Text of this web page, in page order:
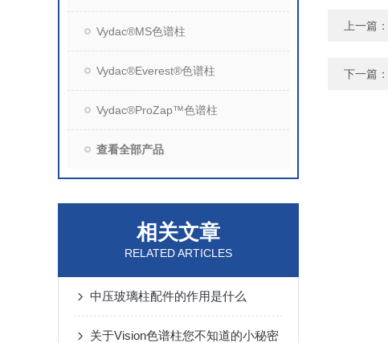
Vydac®MS色谱柱
Vydac®Everest®色谱柱
Vydac®ProZap™色谱柱
查看全部产品
相关文章
RELATED ARTICLES
中压玻璃柱配件的作用是什么
关于Vision色谱柱您不知道的小秘密
上一篇：
下一篇：